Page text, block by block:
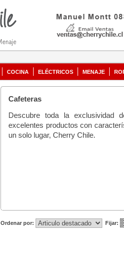
COCINA ELÉCTRICOS MENAJE
Cafeteras
Descubre toda la exclusividad
excelentes productos con
un solo lugar, Cherry Chile.
Ordenar por: Fijar: